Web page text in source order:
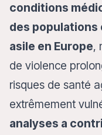
conditions
des
asile en Europe,
de violence
risques de santé
extrêmement
analyses a